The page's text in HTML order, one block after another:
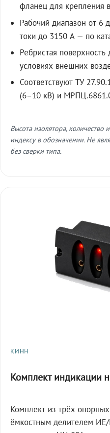
фланец для крепления
Рабочий диапазон от 6
токи до 3150 А — по
Ребристая
условиях внешних
Соответствуют ТУ
(6–10 кВ) и
Высота изолятора, количество
индексу в обозначении. Не
без сверки типа.
КИНН
Комплект индикации
Комплект из трёх
ёмкостным делителем